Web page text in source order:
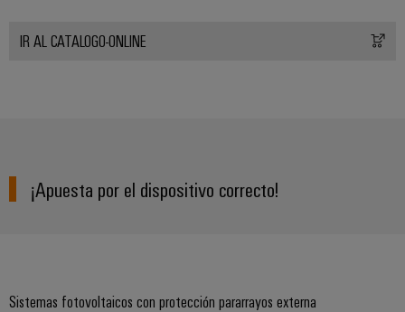
IR AL CATALOGO-ONLINE
¡Apuesta por el dispositivo correcto!
Sistemas fotovoltaicos con protección pararrayos externa